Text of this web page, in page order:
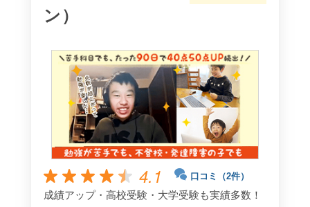
ン）
4.1 口コミ（2件）
成績アップ・高校受験・大学受験も実績多数！